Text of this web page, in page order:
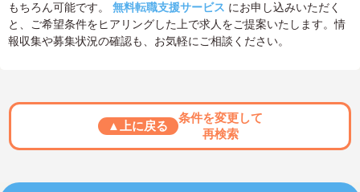
もちろん可能です。 無料転職支援サービス にお申し込みいただく
と、ご希望条件をヒアリングした上で求人をご提案いたします。情
報収集や募集状況の確認も、お気軽にご相談ください。
▲上に戻る
条件を変更して
再検索